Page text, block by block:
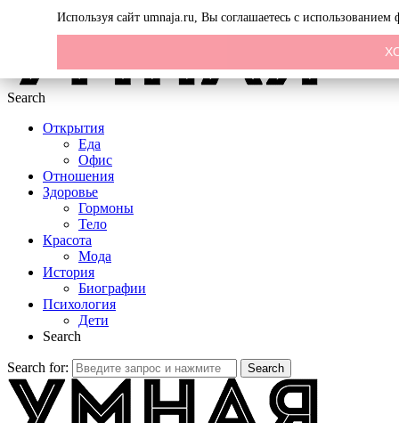
Search
Открытия
Еда
Офис
Отношения
Здоровье
Гормоны
Тело
Красота
Мода
История
Биографии
Психология
Дети
Search
Search for: Search
Используя сайт umnaja.ru, Вы соглашаетесь с использованием